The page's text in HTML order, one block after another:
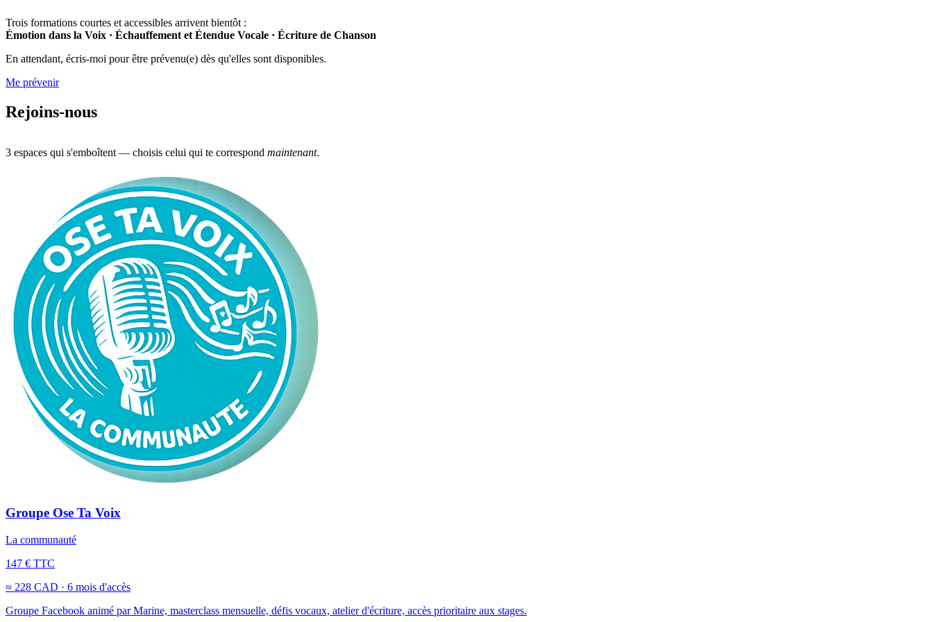
Trois formations courtes et accessibles arrivent bientôt :
Émotion dans la Voix · Échauffement et Étendue Vocale · Écriture de Chanson
En attendant, écris-moi pour être prévenu(e) dès qu'elles sont disponibles.
Me prévenir
Rejoins-nous
3 espaces qui s'emboîtent — choisis celui qui te correspond maintenant.
Groupe Ose Ta Voix
La communauté
147 € TTC
≈ 228 CAD · 6 mois d'accès
Groupe Facebook animé par Marine, masterclass mensuelle, défis vocaux, atelier d'écriture, accès prioritaire aux stages.